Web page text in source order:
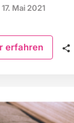
17. Mai 2021
erfahren 🗣